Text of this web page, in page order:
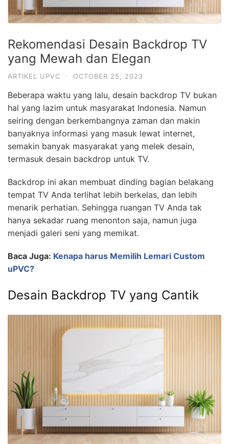
Rekomendasi Desain Backdrop TV
yang Mewah dan Elegan
ARTIKEL UPVC · OCTOBER 25, 2023
Beberapa waktu yang lalu, desain backdrop TV bukan
hal yang lazim untuk masyarakat Indonesia. Namun
seiring dengan berkembangnya zaman dan makin
banyaknya informasi yang masuk lewat internet,
semakin banyak masyarakat yang melek desain,
termasuk desain backdrop untuk TV.
Backdrop ini akan membuat dinding bagian belakang
tempat TV Anda terlihat lebih berkelas, dan lebih
menarik perhatian. Sehingga ruangan TV Anda tak
hanya sekadar ruang menonton saja, namun juga
menjadi galeri seni yang memikat.
Baca Juga: Kenapa harus Memilih Lemari Custom
uPVC?
Desain Backdrop TV yang Cantik